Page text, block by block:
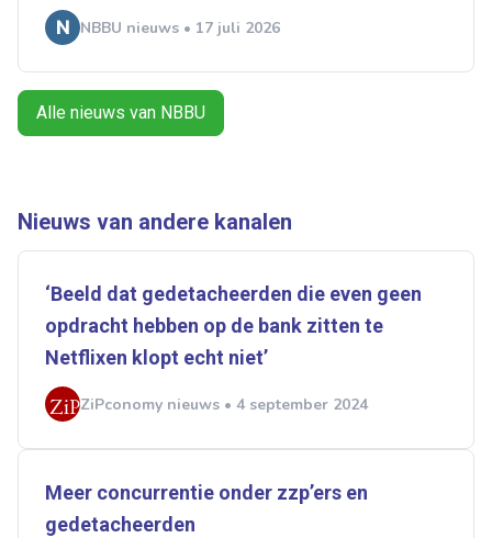
NBBU nieuws • 17 juli 2026
Alle nieuws van NBBU
Nieuws van andere kanalen
‘Beeld dat gedetacheerden die even geen
opdracht hebben op de bank zitten te
Netflixen klopt echt niet’
ZiPconomy nieuws • 4 september 2024
Meer concurrentie onder zzp’ers en
gedetacheerden
Ontvang vacatures direct in
je mailbox
Doorzaam
Flexmarkt Flexnieuws
NBBU
Normering Arbeid
ZiPconomy